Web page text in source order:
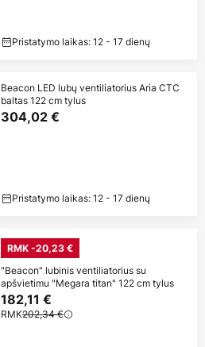
Pristatymo laikas: 12 - 17 dienų
Beacon LED lubų ventiliatorius Aria CTC
baltas 122 cm tylus
304,02 €
Pristatymo laikas: 12 - 17 dienų
RMK -20,23 €
"Beacon" lubinis ventiliatorius su
apšvietimu "Megara titan" 122 cm tylus
182,11 €
RMK202,34 €